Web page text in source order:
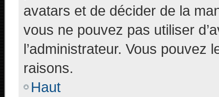
avatars et de décider de la
vous ne pouvez pas utiliser
l’administrateur. Vous pouvez
raisons.
Haut